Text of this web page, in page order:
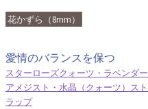
花かずら（8mm）
愛情のバランスを保つ
スターローズクォーツ・ラベンダー
アメジスト・水晶（クォーツ）スト
ラップ